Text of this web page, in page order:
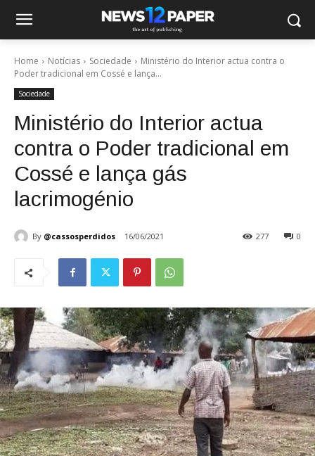
Home Notícias Sociedade
Ministério do Interior actua contra o
Poder tradicional em Cossé e lança...
Sociedade
Ministério do Interior actua
contra o Poder tradicional em
Cossé e lança gás
lacrimogénio
By @cassosperdidos 16/06/2021 0
277